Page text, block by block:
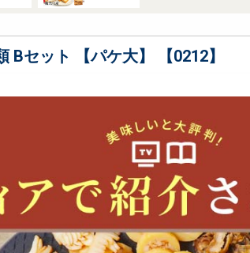
Bセット 【パケ大】 【0212】